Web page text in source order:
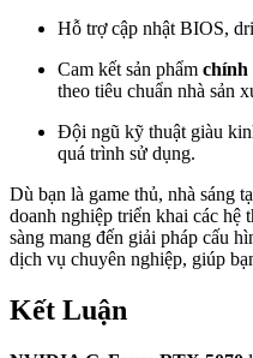
Hỗ trợ cập nhật BIOS,
Cam kết sản phẩm chính
theo tiêu chuẩn nhà sản
Đội ngũ kỹ thuật giàu
quá trình sử dụng.
Dù bạn là game thủ, nhà sáng
doanh nghiệp triển khai các hệ
sàng mang đến giải pháp cấu
dịch vụ chuyên nghiệp, giúp
Kết Luận